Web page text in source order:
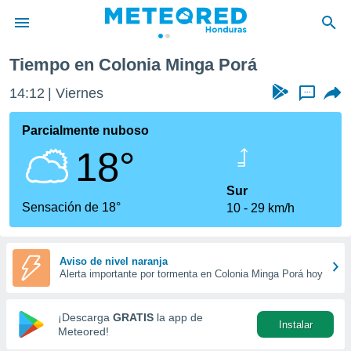
de
ha sido
que se
calidad.
a este
las
y
forma
digital
basada
Tiempo en Colonia Minga Porá
14:12 Viernes ...
Parcialmente nuboso
18°
Sensación de 18°
Sur
10
29 km/h
Aviso de nivel naranja
Alerta importante por tormenta en Colonia Minga Porá hoy
¡Descarga GRATIS la app de
Meteored!
Instalar